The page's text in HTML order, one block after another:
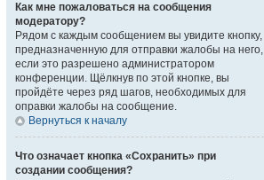
Как мне пожаловаться на сообщения
модератору?
Рядом с каждым сообщением вы увидите кнопку,
предназначенную для отправки жалобы на него,
если это разрешено администратором
конференции. Щёлкнув по этой кнопке, вы
пройдёте через ряд шагов, необходимых для
оправки жалобы на сообщение.
Вернуться к началу
Что означает кнопка «Сохранить» при
создании сообщения?